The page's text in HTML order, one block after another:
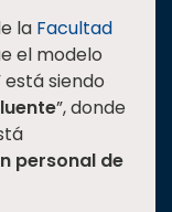
la Facultad
el modelo
siendo
”, donde
personal de